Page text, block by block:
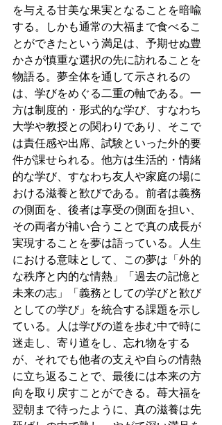
を与える甘美な果実となることを暗喩
する。しかも通常の大福まで食べるこ
とができたという満足は、予期せぬ豊
かさが慎重な選択の先に訪れることを
物語る。夢全体を通して示されるの
は、学びをめぐる二重の軸である。一
方は制度的・形式的な学び、すなわち
大学や教授との関わりであり、そこで
は責任感や出席、試験といった外的要
件が課せられる。他方は生活的・情緒
的な学び、すなわち友人や家庭の場に
おける滋養と歓びである。前者は義務
の側面を、後者は享受の側面を担い、
その両者が補い合うことで真の成長が
実現することを夢は語っている。人生
における意味として、この夢は「外的
な秩序と内的な情熱」「過去の記憶と
未来の志」「義務としての学びと歓び
としての学び」を統合する課題を示し
ている。人は学びの道を歩む中で時に
迷走し、寄り道をし、忘れ物をする
が、それでも他者の支えや自らの情熱
に立ち返ることで、最後には本来の方
向を取り戻すことができる。苺大福を
翌朝まで待ったように、真の滋養は先